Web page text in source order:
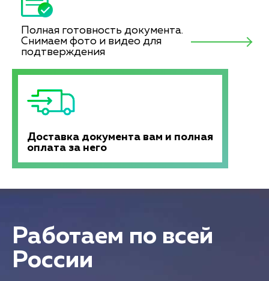
Полная готовность документа.
Снимаем фото и видео для
подтверждения
Доставка документа вам и полная
оплата за него
Работаем по всей
России